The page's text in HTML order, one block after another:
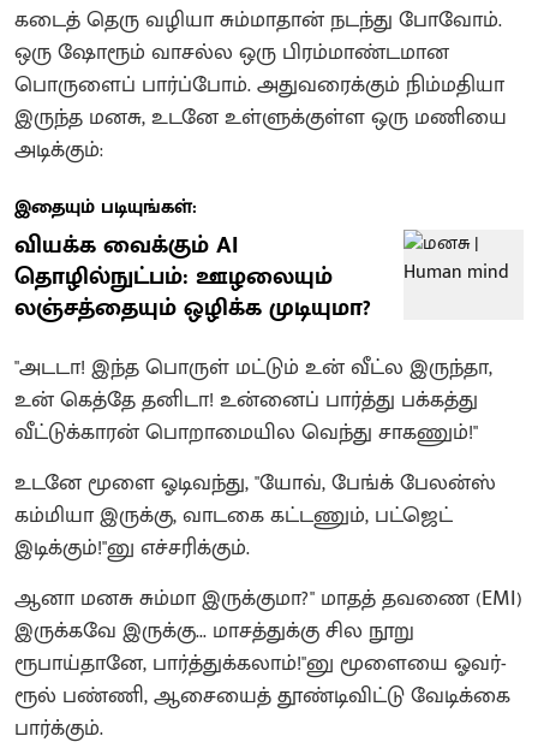
கடைத் தெரு வழியா சும்மாதான் நடந்து போவோம்.
ஒரு ஷோரூம் வாசல்ல ஒரு பிரம்மாண்டமான
பொருளைப் பார்ப்போம். அதுவரைக்கும் நிம்மதியா
இருந்த மனசு, உடனே உள்ளுக்குள்ள ஒரு மணியை
அடிக்கும்:
இதையும் படியுங்கள்:
வியக்க வைக்கும் AI
தொழில்நுட்பம்: ஊழலையும்
லஞ்சத்தையும் ஒழிக்க முடியுமா?
"அடடா! இந்த பொருள் மட்டும் உன் வீட்ல இருந்தா,
உன் கெத்தே தனிடா! உன்னைப் பார்த்து பக்கத்து
வீட்டுக்காரன் பொறாமையில வெந்து சாகணும்!"
உடனே மூளை ஓடிவந்து, "யோவ், பேங்க் பேலன்ஸ்
கம்மியா இருக்கு, வாடகை கட்டணும், பட்ஜெட்
இடிக்கும்!"னு எச்சரிக்கும்.
ஆனா மனசு சும்மா இருக்குமா?" மாதத் தவணை (EMI)
இருக்கவே இருக்கு... மாசத்துக்கு சில நூறு
ரூபாய்தானே, பார்த்துக்கலாம்!"னு மூளையை ஓவர்-
ரூல் பண்ணி, ஆசையைத் தூண்டிவிட்டு வேடிக்கை
பார்க்கும்.